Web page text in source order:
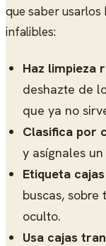
que saber usarlos
infalibles:
Haz limpieza
deshazte de
que ya no
Clasifica por
y asígnales
Etiqueta
buscas,
oculto.
Usa cajas